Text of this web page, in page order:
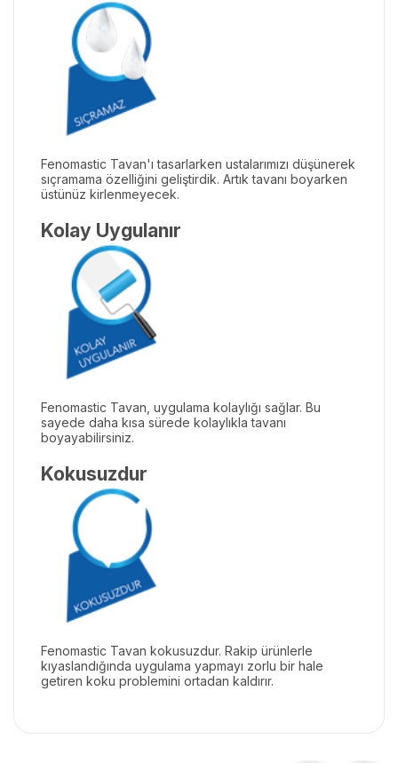
Fenomastic Tavan'ı tasarlarken ustalarımızı düşünerek
sıçramama özelliğini geliştirdik. Artık tavanı boyarken
üstünüz kirlenmeyecek.
Kolay Uygulanır
Fenomastic Tavan, uygulama kolaylığı sağlar. Bu
sayede daha kısa sürede kolaylıkla tavanı
boyayabilirsiniz.
Kokusuzdur
Fenomastic Tavan kokusuzdur. Rakip ürünlerle
kıyaslandığında uygulama yapmayı zorlu bir hale
getiren koku problemini ortadan kaldırır.